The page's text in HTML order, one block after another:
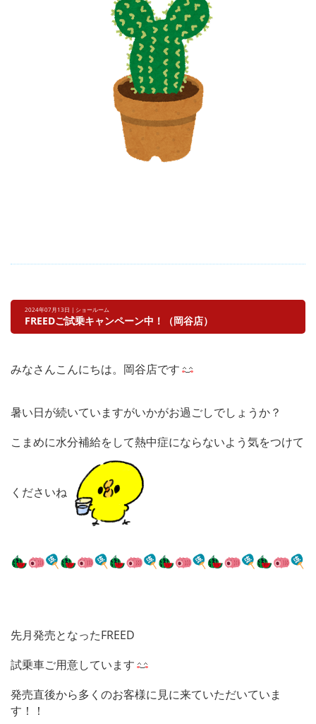
2024年07月13日 | ショールーム
FREEDご試乗キャンペーン中！（岡谷店）
みなさんこんにちは。岡谷店です
暑い日が続いていますがいかがお過ごしでしょうか？
こまめに水分補給をして熱中症にならないよう気をつけて
くださいね
先月発売となったFREED
試乗車ご用意しています
発売直後から多くのお客様に見に来ていただいていま
す！！